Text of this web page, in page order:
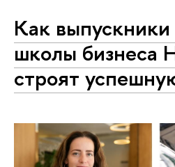
Как
школы
строят